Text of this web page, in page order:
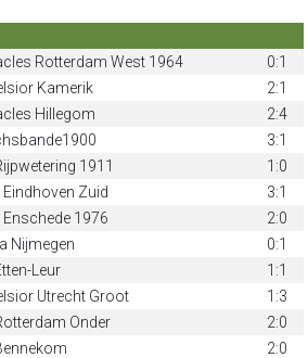
Rotterdam West 1964
0:1
Kamerik
2:1
Hillegom
2:4
3:1
1911
1:0
Eindhoven Zuid
3:1
Enschede 1976
2:0
Nijmegen
0:1
Leur
1:1
Utrecht Groot
1:3
Onder
2:0
2:0